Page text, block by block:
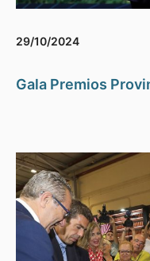
29/10/2024
Gala Premios